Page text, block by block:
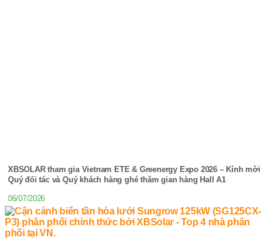
XBSOLAR tham gia Vietnam ETE & Greenergy Expo 2026 – Kính mời
Quý đối tác và Quý khách hàng ghé thăm gian hàng Hall A1
06/07/2026